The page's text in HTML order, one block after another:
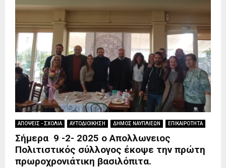
ΑΠΟΨΕΙΣ - ΣΧΟΛΙΑ ΑΥΤΟΔΙΟΙΚΗΣΗ ΔΗΜΟΣ ΝΑΥΠΛΙΕΩΝ ΕΠΙΚΑΙΡΟΤΗΤΑ
Σήμερα 9 -2- 2025 ο Απολλωνειος
Πολιτιστικός σύλλογος έκοψε την πρώτη
πρωροχρονιάτικη βασιλόπιτα.